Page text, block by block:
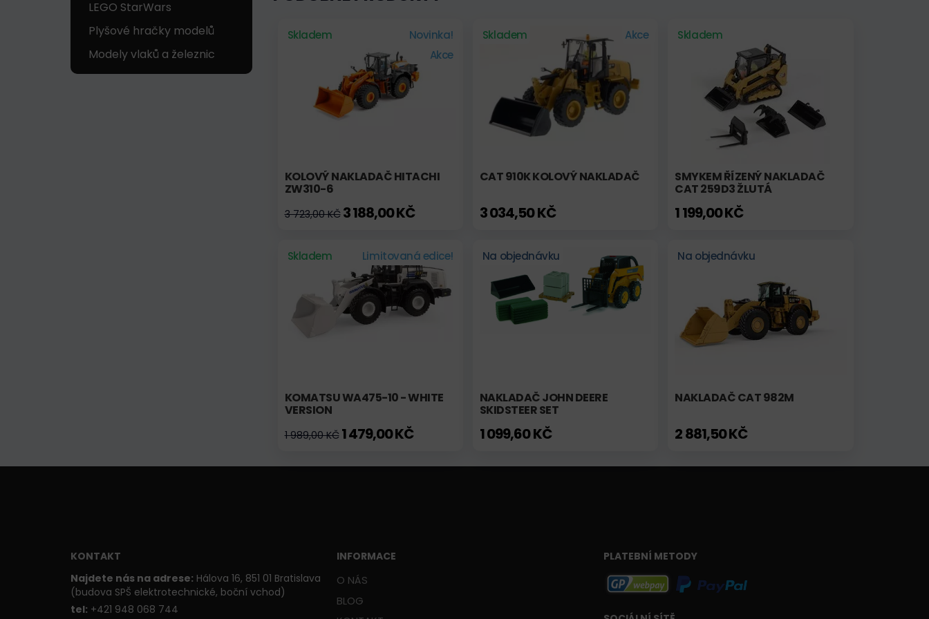
LEGO StarWars
Plyšové hračky modelů
Modely vlaků a železnic
Skladem
Novinka!
Akce
KOLOVÝ NAKLADAČ HITACHI
ZW310-6
3 723,00 KČ3 188,00 KČ
Skladem Akce
CAT 910K KOLOVÝ NAKLADAČ
3 034,50 KČ
Skladem
SMYKEM ŘÍZENÝ NAKLADAČ
CAT 259D3 ŽLUTÁ
1 199,00 KČ
Skladem Limitovaná edice!
KOMATSU WA475-10 - WHITE
VERSION
1 989,00 KČ1 479,00 KČ
Na objednávku
NAKLADAČ JOHN DEERE
SKIDSTEER SET
1 099,60 KČ
Na objednávku
NAKLADAČ CAT 982M
2 881,50 KČ
KONTAKT
Najdete nás na adrese: Hálova 16, 851 01 Bratislava
(budova SPŠ elektrotechnické, boční vchod)
tel: +421 948 068 744
INFORMACE
O NÁS
BLOG
PLATEBNÍ METODY